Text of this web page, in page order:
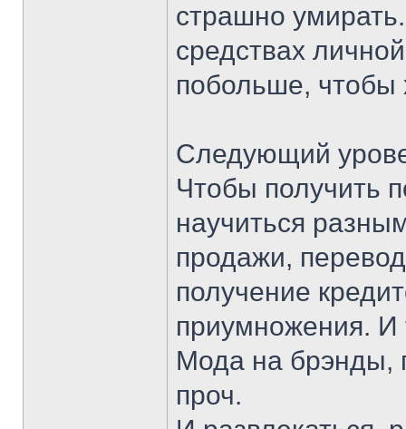
страшно
средствах
побольше, чтобы
Следующий
Чтобы получить
научиться
продажи,
получение
приумножения. И
Мода на брэнды,
проч.